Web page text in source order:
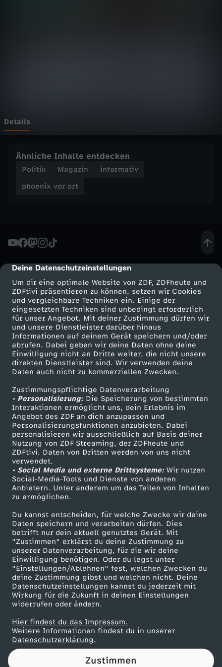
cmp-dialog-description
Deine Datenschutzeinstellungen
Um dir eine optimale Website von ZDF, ZDFheute und
ZDFtivi präsentieren zu können, setzen wir Cookies
und vergleichbare Techniken ein. Einige der
eingesetzten Techniken sind unbedingt erforderlich
für unser Angebot. Mit deiner Zustimmung dürfen wir
und unsere Dienstleister darüber hinaus
Informationen auf deinem Gerät speichern und/oder
abrufen. Dabei geben wir deine Daten ohne deine
Einwilligung nicht an Dritte weiter, die nicht unsere
direkten Dienstleister sind. Wir verwenden deine
Daten auch nicht zu kommerziellen Zwecken.
Zustimmungspflichtige Datenverarbeitung
• Personalisierung:Die Speicherung von bestimmten
Interaktionen ermöglicht uns, dein Erlebnis im
Angebot des ZDF an dich anzupassen und
Personalisierungsfunktionen anzubieten. Dabei
personalisieren wir ausschließlich auf Basis deiner
Nutzung von ZDF Streaming, der ZDFheute und
ZDFtivi. Daten von Dritten werden von uns nicht
verwendet.
• Social Media und externe Drittsysteme:Wir nutzen
Social-Media-Tools und Dienste von anderen
Anbietern. Unter anderem um das Teilen von Inhalten
zu ermöglichen.
Du kannst entscheiden, für welche Zwecke wir deine
Daten speichern und verarbeiten dürfen. Dies
betrifft nur dein aktuell genutztes Gerät. Mit
"Zustimmen" erklärst du deine Zustimmung zu
unserer Datenverarbeitung, für die wir deine
Einwilligung benötigen. Oder du legst unter
"Einstellungen/Ablehnen" fest, welchen Zwecken du
deine Zustimmung gibst und welchen nicht. Deine
Datenschutzeinstellungen kannst du jederzeit mit
Wirkung für die Zukunft in deinen Einstellungen
widerrufen oder ändern.
Hier findest du das Impressum.
Weitere Informationen findest du in unserer
Datenschutzerklärung.
Zustimmen
t
R
h
t
e
r
w
a
h
l
:
S
P
D
w
i
r
d
n
i
Details
Ähnliche Inhalte entdecken
Politik Magazin
informativ
phoenix vor ort
Mehr ZDF
ZDF-Apps
Smart TV
ZDFtext
Livestreams
Sendungen A-Z
TV-Programm
Service
ZDFmitreden
Kontakt zum ZDF
Tickets
Zuschauerservice
Hilfe
ZDF Unternehmen
Karriere
ZDF goes Schule
Werbefernsehen
Mainzelmännchen
Partner